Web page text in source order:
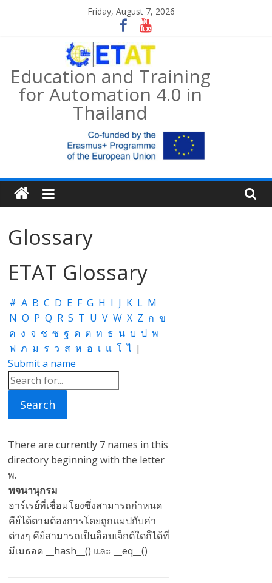
Friday, August 7, 2026
Education and Training
for Automation 4.0 in
Thailand
Glossary
ETAT Glossary
# A B C D E F G H I J K L M
N O P Q R S T U V W X Z ก ข
ค ง จ ช ซ ฐ ด ต ท ธ น บ ป พ
ฟ ภ ม ร ว ส ห อ เ แ โ ไ |
Submit a name
There are currently 7 names in this
directory beginning with the letter
พ.
พจนานุกรม
อาร์เรย์ที่เชื่อมโยงซึ่งสามารถกำหนด
คีย์ได้ตามต้องการโดยถูกแมปกับค่า
ต่างๆ คีย์สามารถเป็นอ็อบเจ็กต์ใดก็ได้ที่
มีเมธอด __hash__() และ __eq__()